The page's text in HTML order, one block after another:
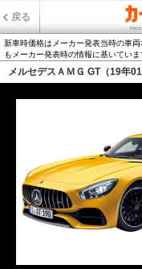
戻る
新車時価格はメーカー発表当時の車
もメーカー発表時の情報に基いていま
メルセデスＡＭＧ GT（19年